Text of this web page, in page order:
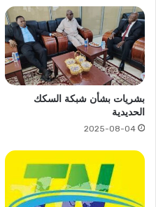
بشريات بشأن شبكة السكك
الحديدية
2025-08-04